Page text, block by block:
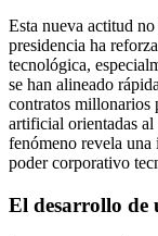
Esta nueva actitud
presidencia ha
tecnológica,
se han alineado
contratos millonarios
artificial orientadas
fenómeno revela una
poder corporativo
El desarrollo de